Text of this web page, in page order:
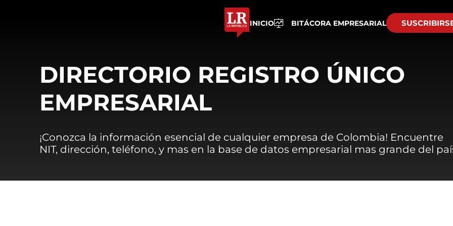
INICIO BITÁCORA EMPRESARIAL
DIRECTORIO REGISTRO ÚNICO
EMPRESARIAL
¡Conozca la información esencial de cualquier empresa de Colombia! Encuentre
NIT, dirección, teléfono, y mas en la base de datos empresarial mas grande del